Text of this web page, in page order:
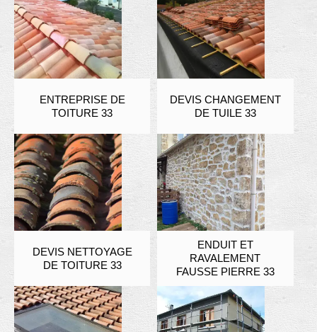
ENTREPRISE DE
TOITURE 33
DEVIS CHANGEMENT
DE TUILE 33
DEVIS NETTOYAGE
DE TOITURE 33
ENDUIT ET
RAVALEMENT
FAUSSE PIERRE 33